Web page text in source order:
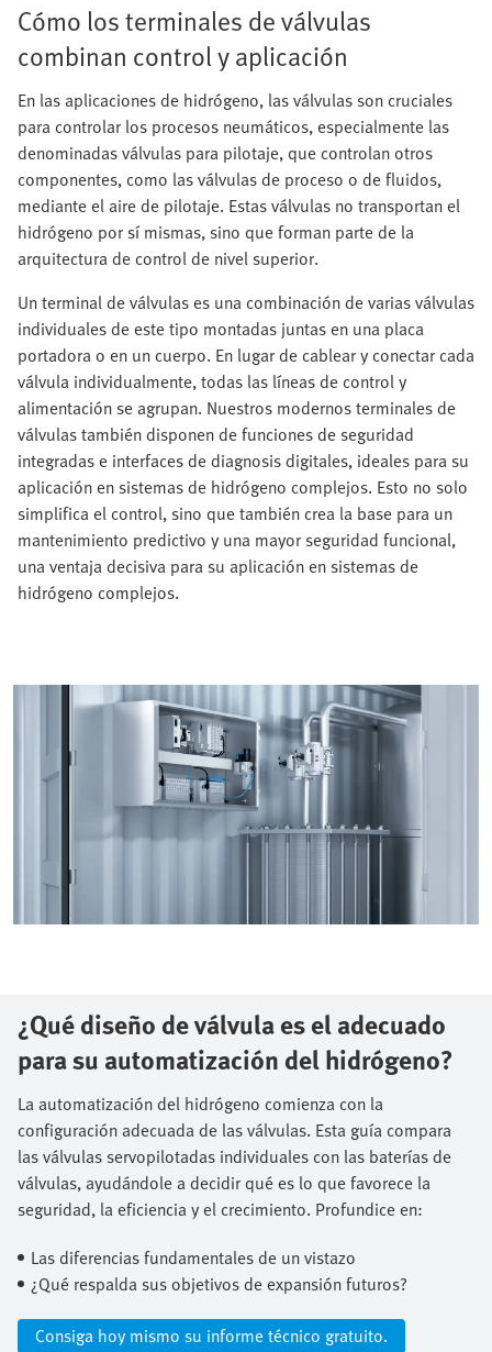
Cómo los terminales de válvulas
combinan control y aplicación
En las aplicaciones de hidrógeno, las válvulas son cruciales
para controlar los procesos neumáticos, especialmente las
denominadas válvulas para pilotaje, que controlan otros
componentes, como las válvulas de proceso o de fluidos,
mediante el aire de pilotaje. Estas válvulas no transportan el
hidrógeno por sí mismas, sino que forman parte de la
arquitectura de control de nivel superior.
Un terminal de válvulas es una combinación de varias válvulas
individuales de este tipo montadas juntas en una placa
portadora o en un cuerpo. En lugar de cablear y conectar cada
válvula individualmente, todas las líneas de control y
alimentación se agrupan. Nuestros modernos terminales de
válvulas también disponen de funciones de seguridad
integradas e interfaces de diagnosis digitales, ideales para su
aplicación en sistemas de hidrógeno complejos. Esto no solo
simplifica el control, sino que también crea la base para un
mantenimiento predictivo y una mayor seguridad funcional,
una ventaja decisiva para su aplicación en sistemas de
hidrógeno complejos.
¿Qué diseño de válvula es el adecuado
para su automatización del hidrógeno?
La automatización del hidrógeno comienza con la
configuración adecuada de las válvulas. Esta guía compara
las válvulas servopilotadas individuales con las baterías de
válvulas, ayudándole a decidir qué es lo que favorece la
seguridad, la eficiencia y el crecimiento. Profundice en:​
Las diferencias fundamentales de un vistazo​
¿Qué respalda sus objetivos de expansión futuros?
Consiga hoy mismo su informe técnico gratuito.